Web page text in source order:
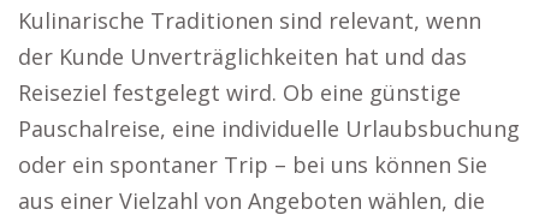
Kulinarische Traditionen sind relevant, wenn
der Kunde Unverträglichkeiten hat und das
Reiseziel festgelegt wird. Ob eine günstige
Pauschalreise, eine individuelle Urlaubsbuchung
oder ein spontaner Trip – bei uns können Sie
aus einer Vielzahl von Angeboten wählen, die